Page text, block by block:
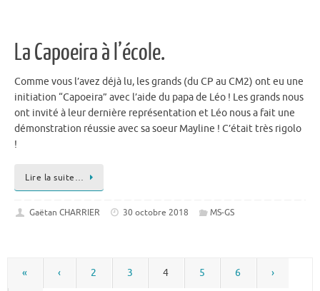
La Capoeira à l’école.
Comme vous l’avez déjà lu, les grands (du CP au CM2) ont eu une
initiation “Capoeira” avec l’aide du papa de Léo ! Les grands nous
ont invité à leur dernière représentation et Léo nous a fait une
démonstration réussie avec sa soeur Mayline ! C’était très rigolo
!
Lire la suite…
Gaëtan CHARRIER 30 octobre 2018 MS-GS
« ‹ 2 3 4 5 6 ›